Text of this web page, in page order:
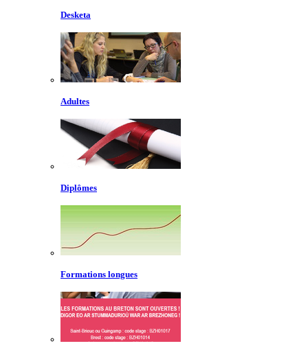
Desketa
Adultes
Diplômes
Formations longues